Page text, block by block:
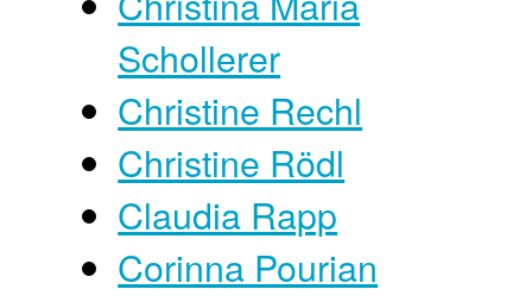
Schollerer
Christine Rechl
Christine Rödl
Claudia Rapp
Corinna Pourian